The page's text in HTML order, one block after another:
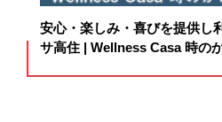
安心・楽しみ・喜びを提供し
サ高住 | Wellness Casa 時の